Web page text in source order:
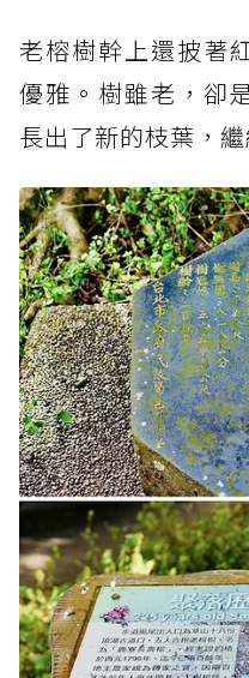
老榕樹幹上還披著
優雅。樹雖老，卻
長出了新的枝葉，